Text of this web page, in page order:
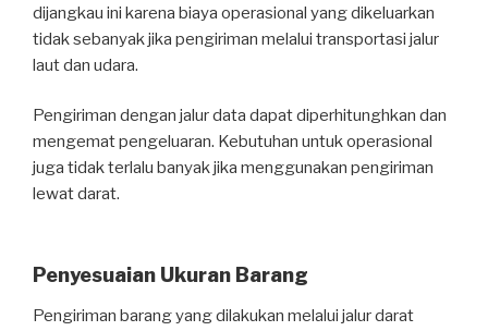
dijangkau ini karena biaya operasional yang dikeluarkan
tidak sebanyak jika pengiriman melalui transportasi jalur
laut dan udara.
Pengiriman dengan jalur data dapat diperhitunghkan dan
mengemat pengeluaran. Kebutuhan untuk operasional
juga tidak terlalu banyak jika menggunakan pengiriman
lewat darat.
Penyesuaian Ukuran Barang
Pengiriman barang yang dilakukan melalui jalur darat